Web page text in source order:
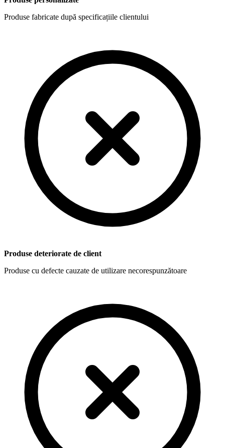
Produse fabricate după specificațiile clientului
Produse deteriorate de client
Produse cu defecte cauzate de utilizare necorespunzătoare